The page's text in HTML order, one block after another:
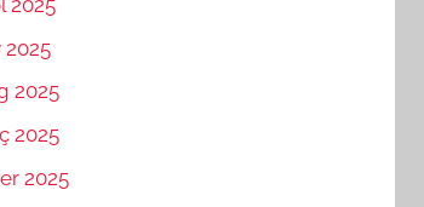
2025
2025
2025
2025